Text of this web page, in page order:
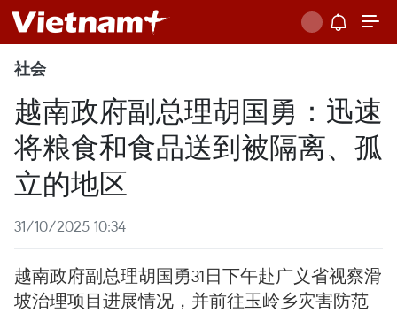
社会
越南政府副总理胡国勇：迅速
将粮食和食品送到被隔离、孤
立的地区
31/10/2025 10:34
越南政府副总理胡国勇31日下午赴广义省视察滑
坡治理项目进展情况，并前往玉岭乡灾害防范